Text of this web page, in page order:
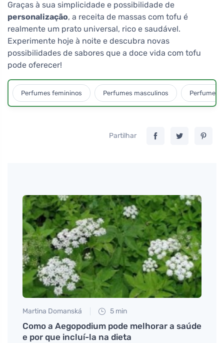
Graças à sua simplicidade e possibilidade de
personalização, a receita de massas com tofu é
realmente um prato universal, rico e saudável.
Experimente hoje à noite e descubra novas
possibilidades de sabores que a doce vida com tofu
pode oferecer!
Perfumes femininos Perfumes masculinos Perfumes
Partilhar
Martina Domanská 5 min
Como a Aegopodium pode melhorar a saúde
e por que incluí-la na dieta